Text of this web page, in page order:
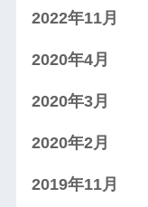
2022年11月
2020年4月
2020年3月
2020年2月
2019年11月